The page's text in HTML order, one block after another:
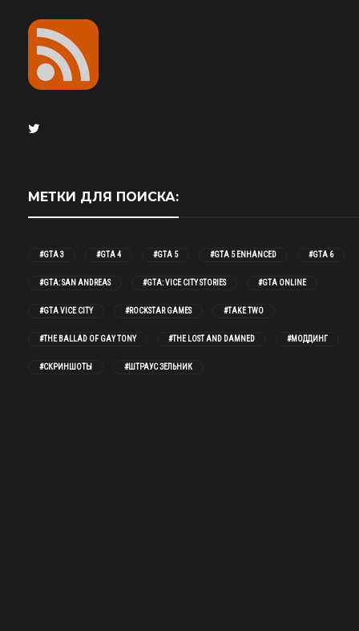
МЕТКИ ДЛЯ ПОИСКА:
#GTA 3 #GTA 4 #GTA 5 #GTA 5 ENHANCED #GTA 6
#GTA: SAN ANDREAS #GTA: VICE CITY STORIES #GTA ONLINE
#GTA VICE CITY #ROCKSTAR GAMES #TAKE TWO
#THE BALLAD OF GAY TONY #THE LOST AND DAMNED #МОДДИНГ
#СКРИНШОТЫ #ШТРАУС ЗЕЛЬНИК